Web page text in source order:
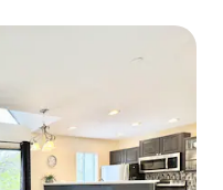
„Odabrali gosti”